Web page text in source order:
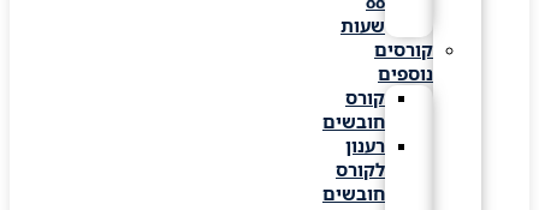
שעות
קורסים
נוספים
קורס
חובשים
רענון
לקורס
חובשים